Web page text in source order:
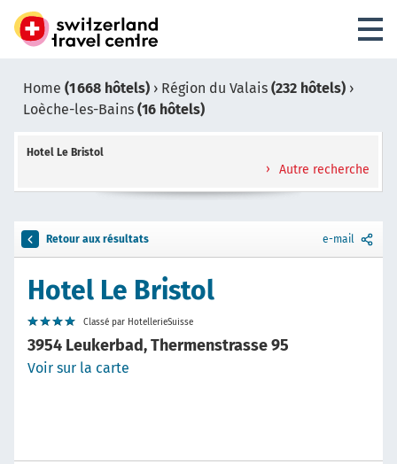
Home (1 668 hôtels) › Région du Valais (232 hôtels) ›
Loèche-les-Bains (16 hôtels)
Hotel Le Bristol
Autre recherche
Retour aux résultats e-mail
Hotel Le Bristol
Classé par HotellerieSuisse
3954 Leukerbad, Thermenstrasse 95
Voir sur la carte